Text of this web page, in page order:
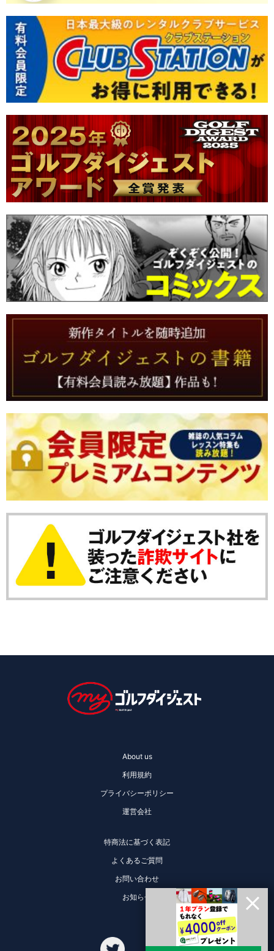
About us
利用規約
プライバシーポリシー
運営会社
特商法に基づく表記
よくあるご質問
お問い合わせ
お知らせ